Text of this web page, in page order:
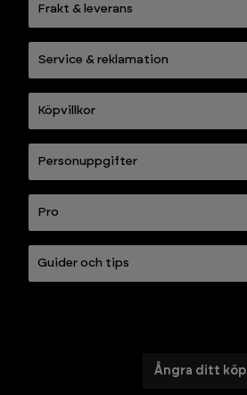
Frakt & leverans
Service & reklamation
Köpvillkor
Personuppgifter
Pro
Guider och tips
Ångra ditt köp